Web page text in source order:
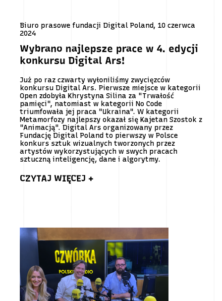
Biuro prasowe fundacji Digital Poland, 10 czerwca
2024
Wybrano najlepsze prace w 4. edycji
konkursu Digital Ars!
Już po raz czwarty wyłoniliśmy zwycięzców
konkursu Digital Ars. Pierwsze miejsce w kategorii
Open zdobyła Khrystyna Silina za "Trwałość
pamięci", natomiast w kategorii No Code
triumfowała jej praca "Ukraina". W kategorii
Metamorfozy najlepszy okazał się Kajetan Szostok z
"Animacją". Digital Ars organizowany przez
Fundację Digital Poland to pierwszy w Polsce
konkurs sztuk wizualnych tworzonych przez
artystów wykorzystujących w swych pracach
sztuczną inteligencję, dane i algorytmy.
CZYTAJ WIĘCEJ +